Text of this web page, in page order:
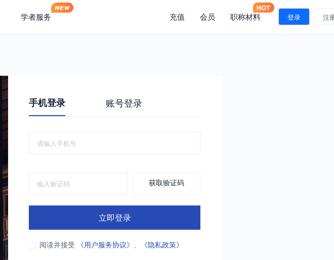
学者服务 充值 会员 职称材料 登录 注
手机登录 账号登录
获取验证码
立即登录
阅读并接受 《用户服务协议》 、 《隐私政策》